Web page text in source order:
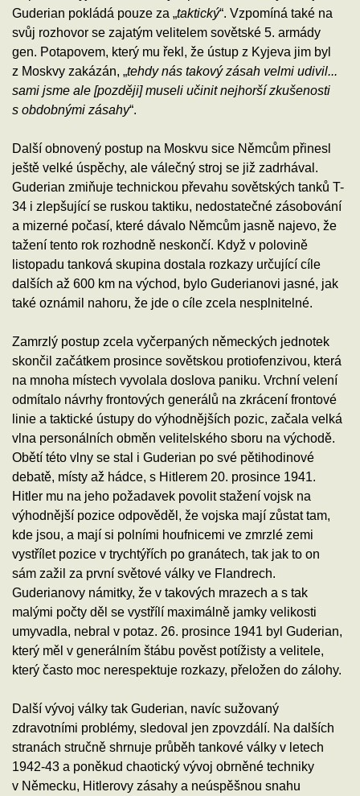
Guderian pokládá pouze za „taktický“. Vzpomíná také na
svůj rozhovor se zajatým velitelem sovětské 5. armády
gen. Potapovem, který mu řekl, že ústup z Kyjeva jim byl
z Moskvy zakázán, „tehdy nás takový zásah velmi udivil...
sami jsme ale [později] museli učinit nejhorší zkušenosti
s obdobnými zásahy“.
Další obnovený postup na Moskvu sice Němcům přinesl
ještě velké úspěchy, ale válečný stroj se již zadrhával.
Guderian zmiňuje technickou převahu sovětských tanků T-
34 i zlepšující se ruskou taktiku, nedostatečné zásobování
a mizerné počasí, které dávalo Němcům jasně najevo, že
tažení tento rok rozhodně neskončí. Když v polovině
listopadu tanková skupina dostala rozkazy určující cíle
dalších až 600 km na východ, bylo Guderianovi jasné, jak
také oznámil nahoru, že jde o cíle zcela nesplnitelné.
Zamrzlý postup zcela vyčerpaných německých jednotek
skončil začátkem prosince sovětskou protiofenzivou, která
na mnoha místech vyvolala doslova paniku. Vrchní velení
odmítalo návrhy frontových generálů na zkrácení frontové
linie a taktické ústupy do výhodnějších pozic, začala velká
vlna personálních obměn velitelského sboru na východě.
Obětí této vlny se stal i Guderian po své pětihodinové
debatě, místy až hádce, s Hitlerem 20. prosince 1941.
Hitler mu na jeho požadavek povolit stažení vojsk na
výhodnější pozice odpověděl, že vojska mají zůstat tam,
kde jsou, a mají si polními houfnicemi ve zmrzlé zemi
vystřílet pozice v trychtýřích po granátech, tak jak to on
sám zažil za první světové války ve Flandrech.
Guderianovy námitky, že v takových mrazech a s tak
malými počty děl se vystřílí maximálně jamky velikosti
umyvadla, nebral v potaz. 26. prosince 1941 byl Guderian,
který měl v generálním štábu pověst potížisty a velitele,
který často moc nerespektuje rozkazy, přeložen do zálohy.
Další vývoj války tak Guderian, navíc sužovaný
zdravotními problémy, sledoval jen zpovzdálí. Na dalších
stranách stručně shrnuje průběh tankové války v letech
1942-43 a poněkud chaotický vývoj obrněné techniky
v Německu, Hitlerovy zásahy a neúspěšnou snahu